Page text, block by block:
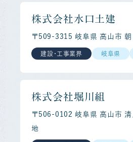
株式会社水口土建
〒509-3315 岐阜県 高山市 朝
建設・工事業界 岐阜県
株式会社堀川組
〒506-0102 岐阜県 高山市 清
地